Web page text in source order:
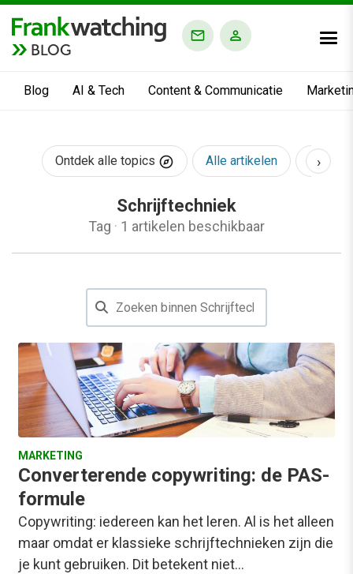
BLOG
Blog AI & Tech Content & Communicatie
Ontdek alle topics Alle artikelen AI &
›
Schrijftechniek
Tag · 1 artikelen beschikbaar
MARKETING
Converterende copywriting: de PAS-
formule
Copywriting: iedereen kan het leren. Al is het alleen
maar omdat er klassieke schrijftechnieken zijn die
je kunt gebruiken. Dit betekent niet…